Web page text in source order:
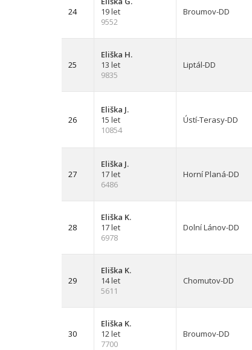
24
19 let
9552
Broumov-DD
25
Eliška H.
13 let
9835
Liptál-DD
26
Eliška J.
15 let
10854
Ústí-Terasy-DD
27
Eliška J.
17 let
6486
Horní Planá-DD
28
Eliška K.
17 let
6978
Dolní Lánov-DD
29
Eliška K.
14 let
5611
Chomutov-DD
30
Eliška K.
12 let
7700
Broumov-DD